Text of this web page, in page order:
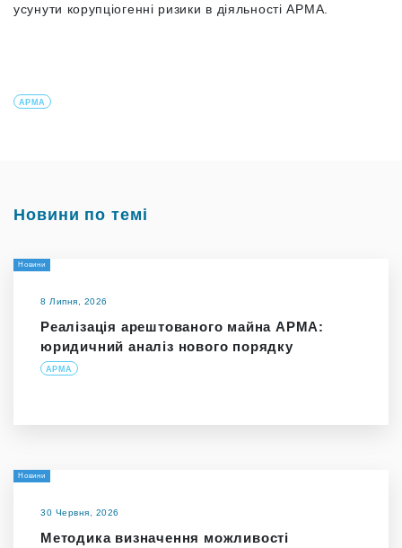
усунути корупціогенні ризики в діяльності АРМА.
АРМА
Новини по темі
Новини
8 Липня, 2026
Реалізація арештованого майна АРМА:
юридичний аналіз нового порядку
АРМА
Новини
30 Червня, 2026
Методика визначення можливості